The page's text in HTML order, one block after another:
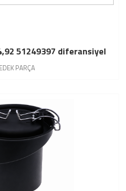
51249397 diferansiyel
PARÇA